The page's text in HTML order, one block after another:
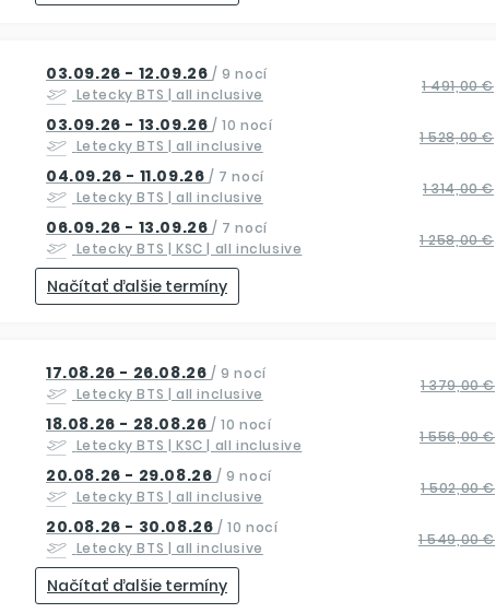
03.09.26 - 12.09.26 / 9 nocí
Letecky BTS | all inclusive 1 491,00 €
03.09.26 - 13.09.26 / 10 nocí
Letecky BTS | all inclusive 1 528,00 €
04.09.26 - 11.09.26 / 7 nocí
Letecky BTS | all inclusive 1 314,00 €
06.09.26 - 13.09.26 / 7 nocí
Letecky BTS | KSC| all inclusive 1 258,00 €
Načítať ďalšie termíny
17.08.26 - 26.08.26 / 9 nocí
Letecky BTS | all inclusive 1 379,00 €
18.08.26 - 28.08.26 / 10 nocí
Letecky BTS | KSC| all inclusive 1 556,00 €
20.08.26 - 29.08.26 / 9 nocí
Letecky BTS | all inclusive 1 502,00 €
20.08.26 - 30.08.26 / 10 nocí
Letecky BTS | all inclusive 1 549,00 €
Načítať ďalšie termíny